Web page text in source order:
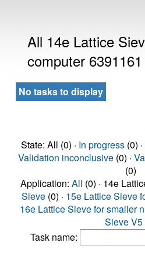
All 14e Lattice
computer 6391161
No tasks to display
State: All (0) · In progress(0) ·
Validation inconclusive(0) ·
(0)
Application: All (0) · 14e
Sieve (0) · 15e Lattice Sieve
16e Lattice Sieve for smaller
Sieve V5
Task name: